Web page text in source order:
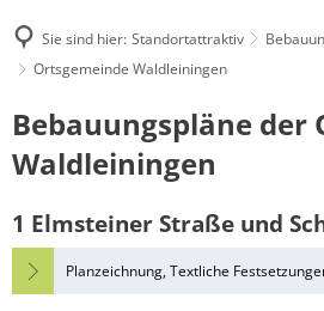
Sie sind hier: Standortattraktiv
Ortsgemeinde Waldleiningen
Ortsgemeinde
Waldleiningen
Bebauungspläne der
Waldleiningen
1 Elmsteiner Straße und
Planzeichnung, Textliche